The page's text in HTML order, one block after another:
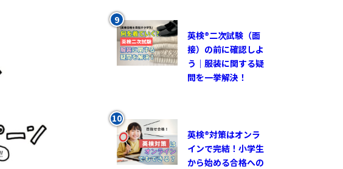
英検®︎二次試験（面
接）の前に確認しよ
う｜服装に関する疑
問を一挙解決！
英検®対策はオンラ
インで完結！小学生
から始める合格への